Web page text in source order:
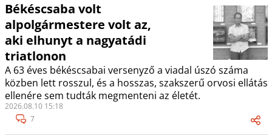
Békéscsaba volt
alpolgármestere volt az,
aki elhunyt a nagyatádi
triatlonon
A 63 éves békéscsabai versenyző a viadal úszó száma
közben lett rosszul, és a hosszas, szakszerű orvosi ellátás
ellenére sem tudták megmenteni az életét.
2026.08.10 15:18
7